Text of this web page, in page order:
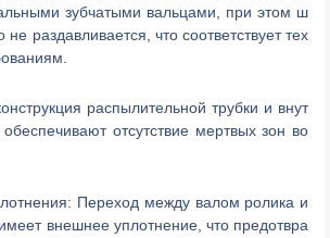
зубчатыми вальцами, при этом ш
раздавливается, что соответствует тех
распылительной трубки и внут
отсутствие мертвых зон во
Переход между валом ролика и
внешнее уплотнение, что предотвра